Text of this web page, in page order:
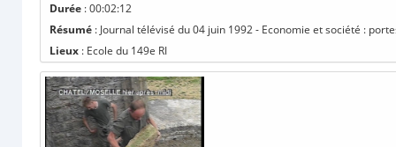
Durée : 00:02:12
Résumé : Journal télévisé du 04 juin 1992 - Economie et société :
Lieux : Ecole du 149e RI